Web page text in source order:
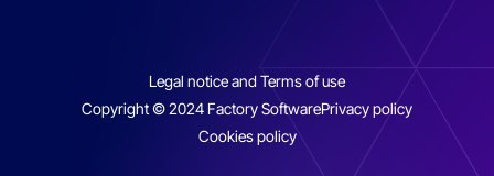
Legal notice and Terms of use
Copyright © 2024 Factory SoftwarePrivacy policy
Cookies policy